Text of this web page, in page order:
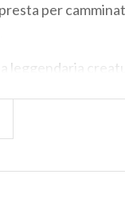
per
leggendaria
delle cime